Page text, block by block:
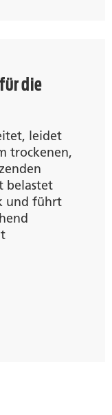
die
leidet
trockenen,
belastet
und führt